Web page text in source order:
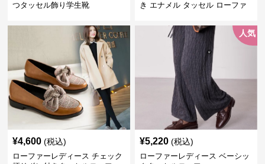
つタッセル飾り学生靴
き エナメル タッセル ローファ
¥4,600 (税込)
ローファーレディース チェック
人気
¥5,220 (税込)
ローファーレディース ベーシッ